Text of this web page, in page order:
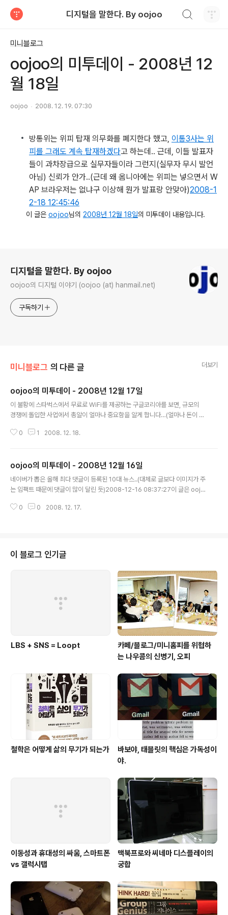
디지털을 말한다. By oojoo
미니블로그
oojoo의 미투데이 - 2008년 12
월 18일
oojoo 2008. 12. 19. 07:30
방통위는 위피 탑재 의무화를 폐지한다 했고, 이통3사는 위
피를 그래도 계속 탑재하겠다고 하는데.. 근데, 이들 발표자
들이 과차장급으로 실무자들이라 그런지(실무자 무시 발언
아님) 신뢰가 안가..(근데 왜 옴니아에는 위피는 넣으면서 W
AP 브라우저는 없냐구 이상해 뭔가 발표랑 안맞아)2008-1
2-18 12:45:46
이 글은 oojoo님의 2008년 12월 18일의 미투데이 내용입니다.
디지털을 말한다. By oojoo
oojoo의 디지털 이야기 (oojoo (at) hanmail.net)
구독하기
미니블로그 의 다른 글 더보기
oojoo의 미투데이 - 2008년 12월 17일
이 불황에 스타벅스에서 무료로 WiFi를 제공하는 구글코리아를 보면, 규모의
경쟁에 돌입한 사업에서 총알이 얼마나 중요함을 알게 합니다…(얼마나 돈이 들
미투데이 내용입니다.
0 1 2008. 12. 18.
oojoo의 미투데이 - 2008년 12월 16일
네이버가 뽑은 올해 최다 댓글이 등록된 10대 뉴스..(대체로 글보다 이미지가 주
는 임팩트 때문에 댓글이 많이 달린 듯)2008-12-16 08:37:27이 글은 oojo
0 0 2008. 12. 17.
이 블로그 인기글
LBS + SNS = Loopt
카페/블로그/미니홈피를 위협하
는 나우콤의 신병기, 오피
철학은 어떻게 삶의 무기가 되는가
바보야, 태블릿의 핵심은 가독성이
야.
이동성과 휴대성의 싸움, 스마트폰
vs 갤럭시탭
맥북프로와 씨네마 디스플레이의
궁합